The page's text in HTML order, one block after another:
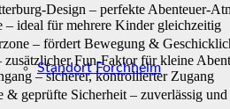
Standort Forchheim
Design – perfekte Abenteuer-
– ideal für mehrere Kinder gleichzeitig
– fördert Bewegung &
zusätzlicher Fun-Faktor für kleine
– sicherer, kontrollierter Zugang
geprüfte Sicherheit – zuverlässig